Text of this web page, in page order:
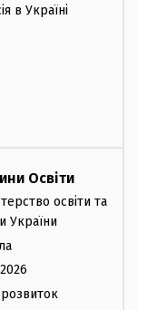
в Україні
Освіти
освіти та
України